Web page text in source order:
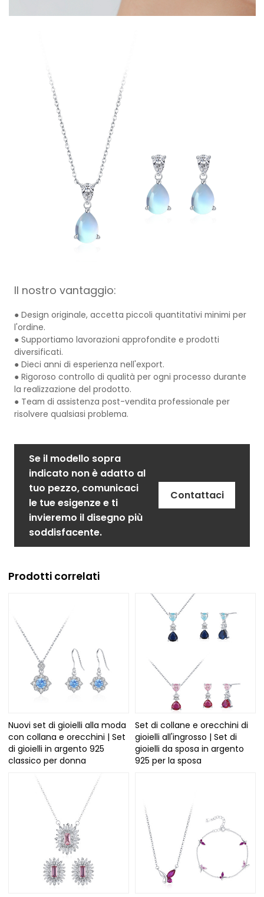
Il nostro vantaggio:
● Design originale, accetta piccoli quantitativi minimi per
l'ordine.
● Supportiamo lavorazioni approfondite e prodotti
diversificati.
● Dieci anni di esperienza nell'export.
● Rigoroso controllo di qualità per ogni processo durante
la realizzazione del prodotto.
● Team di assistenza post-vendita professionale per
risolvere qualsiasi problema.
Se il modello sopra
indicato non è adatto al
tuo pezzo, comunicaci
le tue esigenze e ti
invieremo il disegno più
soddisfacente.
Contattaci
Prodotti correlati
Nuovi set di gioielli alla moda
con collana e orecchini | Set
di gioielli in argento 925
classico per donna
Set di collane e orecchini di
gioielli all'ingrosso | Set di
gioielli da sposa in argento
925 per la sposa